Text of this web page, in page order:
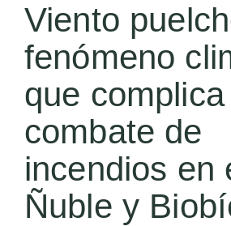
Viento
fenómeno
que complica
combate de
incendios en
Ñuble y